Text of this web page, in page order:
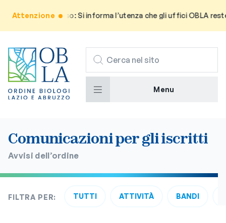
AttenzioneAvviso: Si informa l’utenza che gli uffici OBLA
CERCA
Menu
Comunicazioni per gli iscritti
Avvisi dell’ordine
FILTRA PER: TUTTI ATTIVITÀ BANDI